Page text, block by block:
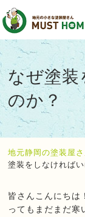
なぜ塗
のか？
地元静岡の塗装屋
塗装をしなければ
皆さんこんにちは
ってもまだまだ寒